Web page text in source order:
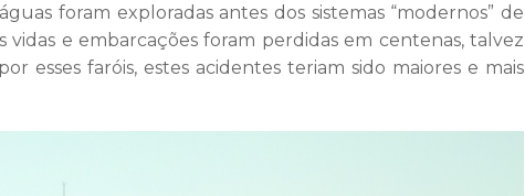
foram exploradas antes dos sistemas “modernos” de
vidas e embarcações foram perdidas em centenas, talvez
esses faróis, estes acidentes teriam sido maiores e mais